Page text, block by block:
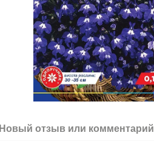
Новый отзыв или комментарий